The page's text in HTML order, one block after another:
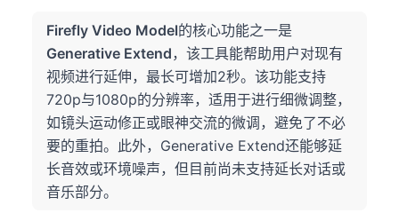
Firefly Video Model的核心功能之一是
Generative Extend，该工具能帮助用户对现有
视频进行延伸，最长可增加2秒。该功能支持
720p与1080p的分辨率，适用于进行细微调整，
如镜头运动修正或眼神交流的微调，避免了不必
要的重拍。此外，Generative Extend还能够延
长音效或环境噪声，但目前尚未支持延长对话或
音乐部分。